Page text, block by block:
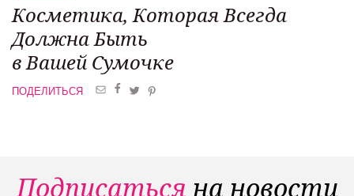
Косметика,Которая Всегда
Должна Быть
в Вашей Сумочке
ПОДЕЛИТЬСЯ
Подписаться на новости